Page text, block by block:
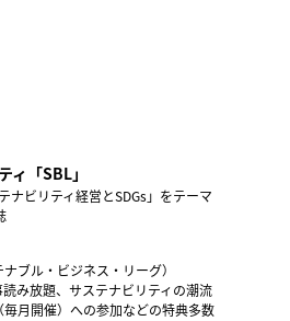
ィ「SBL」
ナビリティ経営とSDGs」をテーマ
ブル・ビジネス・リーグ）
み放題、サステナビリティの潮流
月開催）への参加などの特典多数